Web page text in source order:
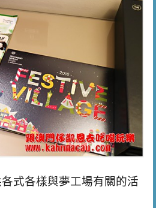
式各樣與夢工場有關的活